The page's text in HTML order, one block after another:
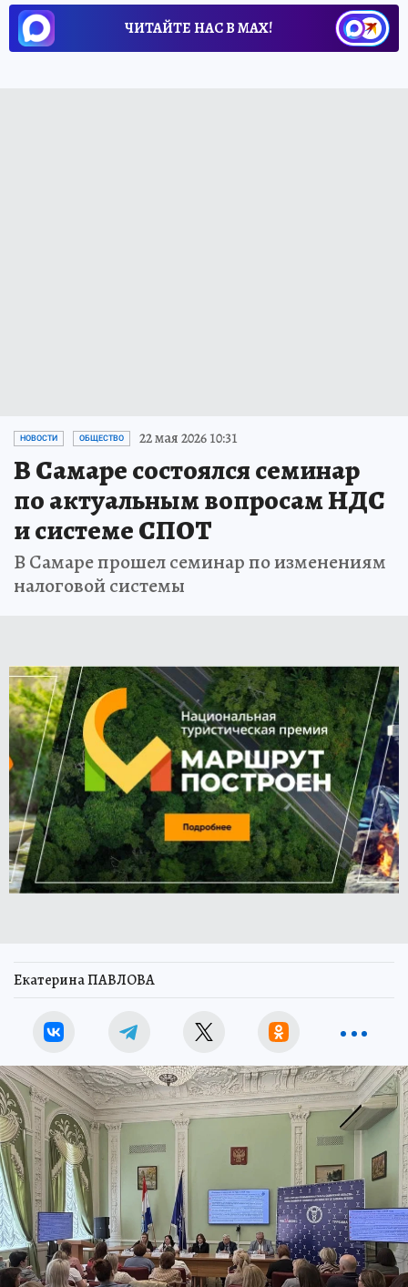
ЧИТАЙТЕ НАС В МАХ!
НОВОСТИ ОБЩЕСТВО 22 мая 2026 10:31
В Самаре состоялся семинар
по актуальным вопросам НДС
и системе СПОТ
В Самаре прошел семинар по изменениям
налоговой системы
Екатерина ПАВЛОВА